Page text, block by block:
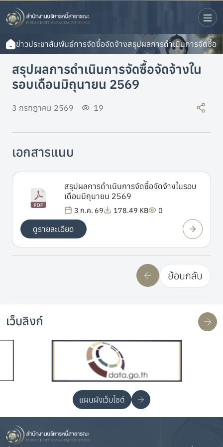
ข่าวประชาสัมพันธ์การจัดซื้อจัดจ้างสรุปผลการดำเนินการจัดซื้อ
สรุปผลการดำเนินการจัดซื้อจัดจ้างใน
รอบเดือนมิถุนายน 2569
3 กรกฎาคม 2569 19
เอกสารแนบ
สรุปผลการดำเนินการจัดซื้อจัดจ้างในรอบ
เดือนมิถุนายน 2569
3 ก.ค. 69 178.49 KB 0
ดูรายละเอียด
ย้อนกลับ
เว็บลิงก์
แผนผังเว็บไซต์